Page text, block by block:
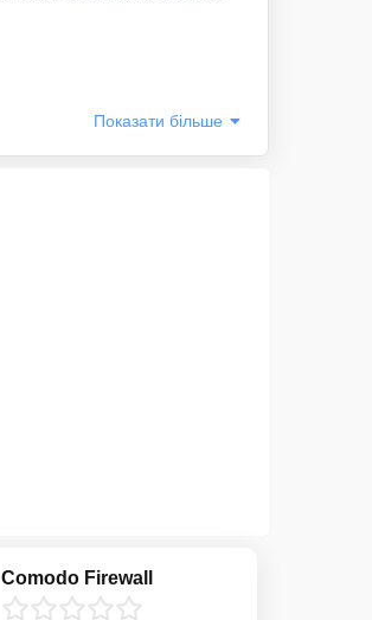
Показати більше
Comodo Firewall